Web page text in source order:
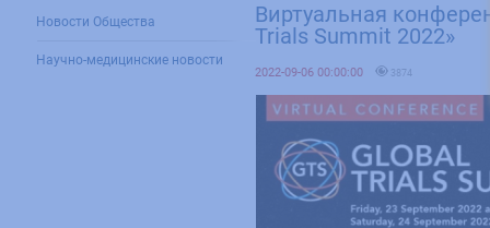
Новости Общества
Научно-медицинские новости
Виртуальная
Trials Summit 2022»
2022-09-06 00:00:00 3874